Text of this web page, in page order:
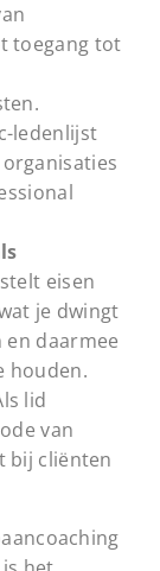
toegang tot
ledenlijst
eisen
je dwingt
daarmee
houden.
lid
van
bij cliënten